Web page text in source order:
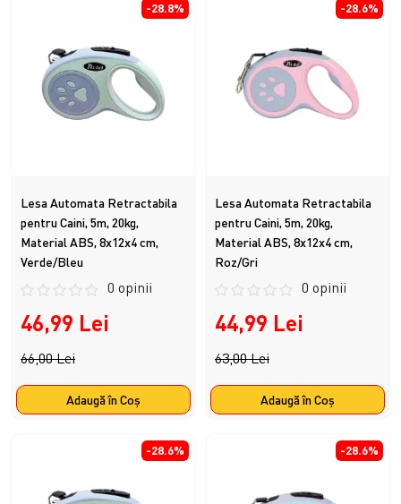
-28.8%
Lesa Automata Retractabila
pentru Caini, 5m, 20kg,
Material ABS, 8x12x4 cm,
Verde/Bleu
0 opinii
46,99 Lei
66,00 Lei
Adaugă în Coş
-28.6%
Lesa Automata Retractabila
pentru Caini, 5m, 20kg,
Material ABS, 8x12x4 cm,
Roz/Gri
0 opinii
44,99 Lei
63,00 Lei
Adaugă în Coş
-28.6% -28.6%